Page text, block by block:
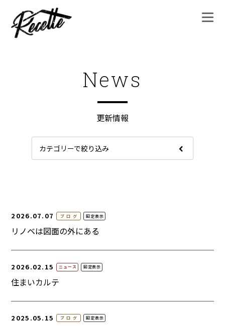
News
更新情報
カテゴリーで絞り込み
2026.07.07 ブログ 固定表示
リノベは図面の外にある
2026.02.15 ニュース 固定表示
住まいカルテ
2025.05.15 ブログ 固定表示